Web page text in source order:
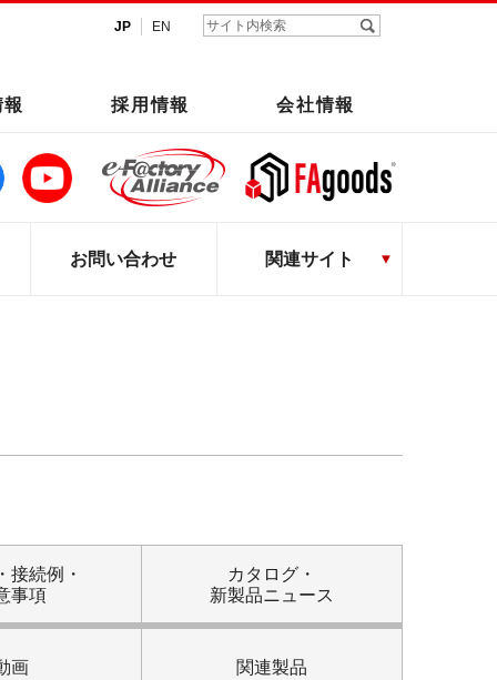
JP EN
採用情報 会社情報
お問い合わせ 関連サイト
接続例・
事項
カタログ・
新製品ニュース
画 関連製品